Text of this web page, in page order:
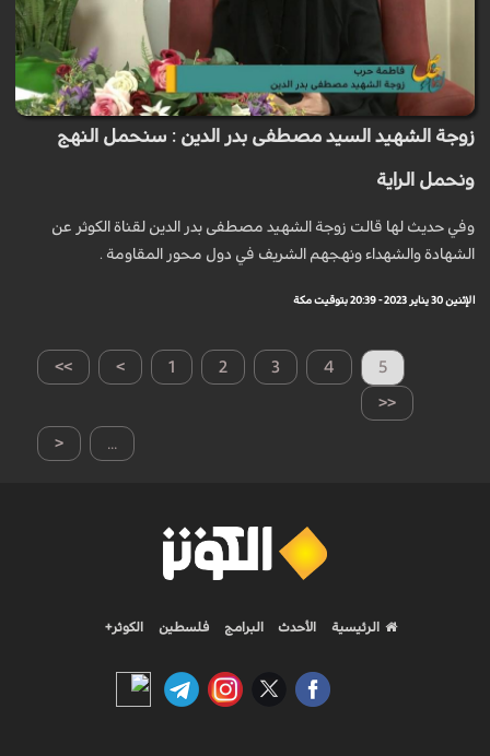
زوجة الشهيد السيد مصطفى بدر الدين : سنحمل النهج
ونحمل الراية
وفي حديث لها قالت زوجة الشهيد مصطفى بدر الدين لقناة الكوثر عن
الشهادة والشهداء ونهجهم الشريف في دول محور المقاومة .
الإثنين 30 يناير 2023 - 20:39 بتوقيت مكة
>> > 1 2 3 4 5
...
<
<<
الرئيسية الأحدث البرامج فلسطين الكوثر+